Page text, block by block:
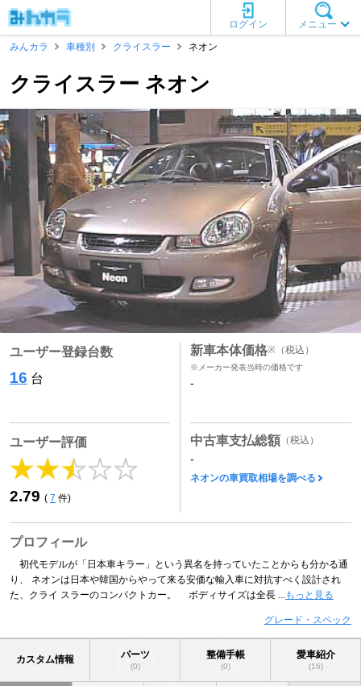
メニュー
ログイン
みんカラ
車種別 クライスラー ネオン
クライスラー ネオン
ユーザー登録台数
16 台
ユーザー評価
2.79 ( 7 件)
新車本体価格※ （税込）
※メーカー発表当時の価格です
-
中古車支払総額 （税込）
-
ネオンの車買取相場を調べる
プロフィール
初代モデルが「日本車キラー」という異名を持っていたことからも分かる通
り、 ネオンは日本や韓国からやって来る安価な輸入車に対抗すべく設計され
た、クライ スラーのコンパクトカー。 ボディサイズは全長 ...
もっと見る
グレード・スペック
カスタム情報 パーツ
(0)
整備手帳
(0)
愛車紹介
(16)